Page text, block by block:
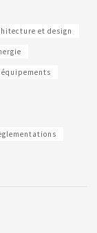
et design